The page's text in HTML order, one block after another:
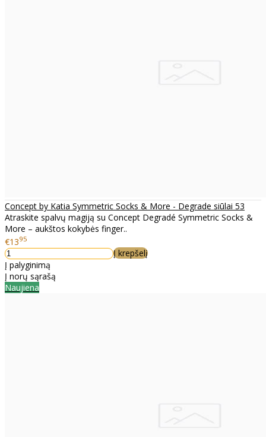
Concept by Katia Symmetric Socks & More - Degrade siūlai 53
Atraskite spalvų magiją su Concept Degradé Symmetric Socks &
More – aukštos kokybės finger..
€1395
Į krepšelį
Į palyginimą
Į norų sąrašą
Naujiena